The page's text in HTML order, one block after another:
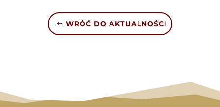
WRÓĆ DO AKTUALNOŚCI